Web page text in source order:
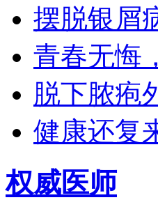
摆脱银屑
青春无悔
脱下脓疱
健康还复
权威医师